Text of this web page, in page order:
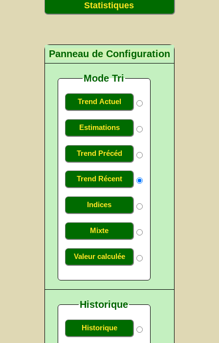
Statistiques
Panneau de Configuration
Mode Tri
Trend Actuel
Estimations
Trend Précéd
Trend Récent
Indices
Mixte
Valeur calculée
Historique
Historique